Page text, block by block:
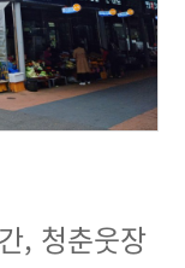
, 청춘웃장